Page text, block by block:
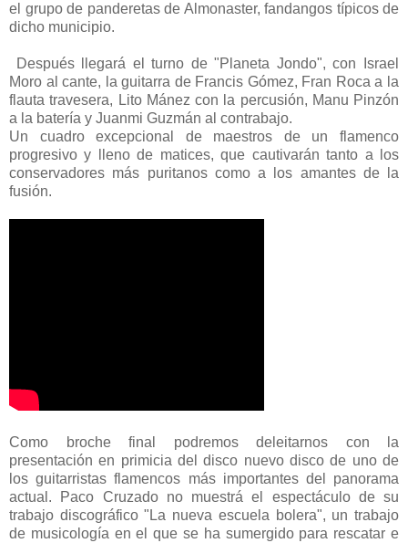
el grupo de panderetas de Almonaster, fandangos típicos de
dicho municipio.
Después llegará el turno de "Planeta Jondo", con Israel
Moro al cante, la guitarra de Francis Gómez, Fran Roca a la
flauta travesera, Lito Mánez con la percusión, Manu Pinzón
a la batería y Juanmi Guzmán al contrabajo.
Un cuadro excepcional de maestros de un flamenco
progresivo y lleno de matices, que cautivarán tanto a los
conservadores más puritanos como a los amantes de la
fusión.
Como broche final podremos deleitarnos con la
presentación en primicia del disco nuevo disco de uno de
los guitarristas flamencos más importantes del panorama
actual. Paco Cruzado no muestrá el espectáculo de su
trabajo discográfico "La nueva escuela bolera", un trabajo
de musicología en el que se ha sumergido para rescatar e